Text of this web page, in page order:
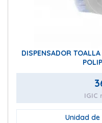
DISPENSADOR
IGIC
Unidad de